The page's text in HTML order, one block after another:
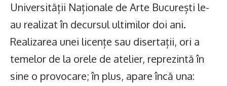
Universității Naționale de Arte București le-
au realizat în decursul ultimilor doi ani.
Realizarea unei licențe sau disertații, ori a
temelor de la orele de atelier, reprezintă în
sine o provocare; în plus, apare încă una: